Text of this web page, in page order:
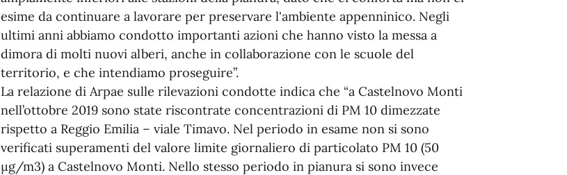
esime da continuare a lavorare per preservare l'ambiente appenninico. Negli
ultimi anni abbiamo condotto importanti azioni che hanno visto la messa a
dimora di molti nuovi alberi, anche in collaborazione con le scuole del
territorio, e che intendiamo proseguire”.
La relazione di Arpae sulle rilevazioni condotte indica che “a Castelnovo Monti
nell’ottobre 2019 sono state riscontrate concentrazioni di PM 10 dimezzate
rispetto a Reggio Emilia – viale Timavo. Nel periodo in esame non si sono
verificati superamenti del valore limite giornaliero di particolato PM 10 (50
µg/m3) a Castelnovo Monti. Nello stesso periodo in pianura si sono invece